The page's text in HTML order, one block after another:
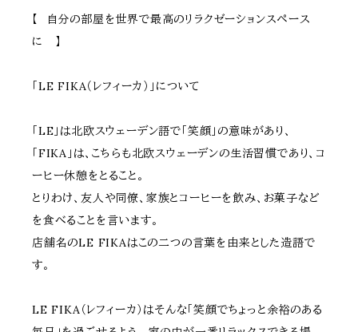
【 自分の部屋を世界で最高のリラクゼーションスペース
に 】
「LE FIKA（レフィーカ）」について
「LE」は北欧スウェーデン語で「笑顔」の意味があり、
「FIKA」は、こちらも北欧スウェーデンの生活習慣であり、コ
ーヒー休憩をとること。
とりわけ、友人や同僚、家族とコーヒーを飲み、お菓子など
を食べることを言います。
店舗名のLE FIKAはこの二つの言葉を由来とした造語で
す。
LE FIKA（レフィーカ）はそんな「笑顔でちょっと余裕のある